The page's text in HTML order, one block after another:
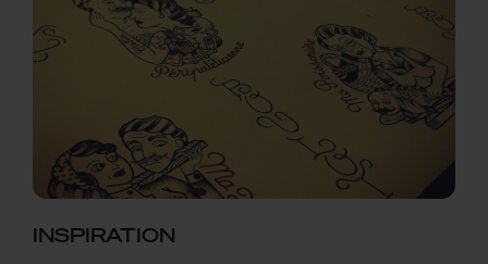
INSPIRATION